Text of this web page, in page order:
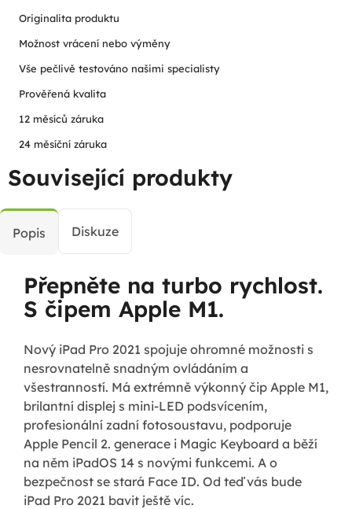
Originalita produktu
Možnost vrácení nebo výměny
Vše pečlivě testováno našimi specialisty
Prověřená kvalita
12 měsíců záruka
24 měsíční záruka
Související produkty
Popis Diskuze
Přepněte na turbo rychlost.
S čipem Apple M1.
Nový iPad Pro 2021 spojuje ohromné možnosti s
nesrovnatelně snadným ovládáním a
všestranností. Má extrémně výkonný čip Apple M1,
brilantní displej s mini-LED podsvícením,
profesionální zadní fotosoustavu, podporuje
Apple Pencil 2. generace i Magic Keyboard a běží
na něm iPadOS 14 s novými funkcemi. A o
bezpečnost se stará Face ID. Od teď vás bude
iPad Pro 2021 bavit ještě víc.